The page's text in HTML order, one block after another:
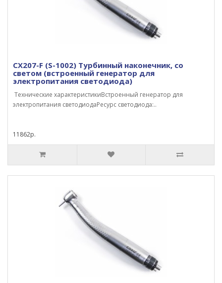
CX207-F (S-1002) Турбинный наконечник, со
светом (встроенный генератор для
электропитания светодиода)
Технические характеристикиВстроенный генератор для
электропитания светодиодаРесурс светодиода:..
11862р.